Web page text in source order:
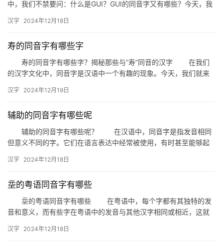
中，我们不禁要问：什么是GUI？GUI的同音字又有哪些？今天，我
汉字 2024年12月18日
寿的同音字有哪些字
寿的同音字有哪些字？揭秘那些与“寿”同音的汉字 在我们
的汉字文化中，同音字是汉语中一个有趣的现象。今天，我们就来
汉字 2024年12月19日
辅助的同音字有哪些呢
辅助的同音字有哪些呢？ 在汉语中，同音字是指发音相同
但意义不同的字。它们在语言表达中经常被使用，有时甚至能够起
些…
汉字 2024年12月18日
坖的粤语同音字有哪些
坖的粤语同音字有哪些 在粤语中，每个字都有其独特的发
音和意义，而有些字在粤语中的发音与其他汉字相同或相近，这就
音…
汉字 2024年12月18日